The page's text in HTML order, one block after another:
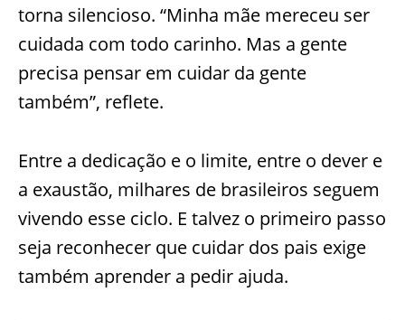
torna silencioso. “Minha mãe mereceu ser
cuidada com todo carinho. Mas a gente
precisa pensar em cuidar da gente
também”, reflete.
Entre a dedicação e o limite, entre o dever e
a exaustão, milhares de brasileiros seguem
vivendo esse ciclo. E talvez o primeiro passo
seja reconhecer que cuidar dos pais exige
também aprender a pedir ajuda.